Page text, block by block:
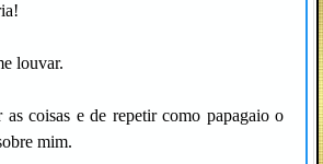
louvar.
as coisas e de repetir como papagaio o
mim.